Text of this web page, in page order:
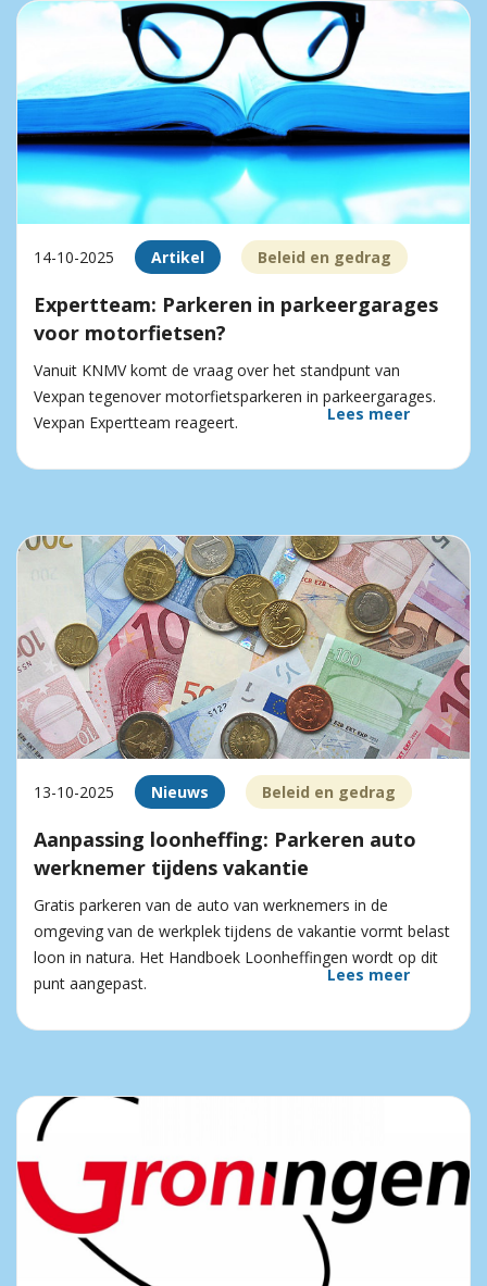
14-10-2025 Artikel Beleid en gedrag
Expertteam: Parkeren in parkeergarages
voor motorfietsen?
Vanuit KNMV komt de vraag over het standpunt van
Vexpan tegenover motorfietsparkeren in parkeergarages.
Vexpan Expertteam reageert.
Lees meer
13-10-2025 Nieuws Beleid en gedrag
Aanpassing loonheffing: Parkeren auto
werknemer tijdens vakantie
Gratis parkeren van de auto van werknemers in de
omgeving van de werkplek tijdens de vakantie vormt belast
loon in natura. Het Handboek Loonheffingen wordt op dit
punt aangepast.
Lees meer